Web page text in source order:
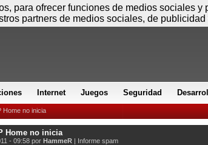
Internet Juegos Seguridad
Home no inicia
Home no inicia
- 09:58 por HammeR | Informe spam
para ofrecer funciones de medios sociales
partners de medios sociales, de